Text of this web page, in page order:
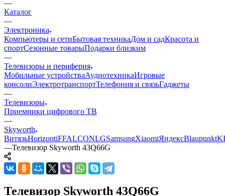
—
Каталог
—
Электроника
Компьютеры и сетиБытовая техникаДом и садКрасота и
спортСезонные товарыПодарки близким
—
Телевизоры и периферия
Мобильные устройстваАудиотехникаИгровые
консолиЭлектротранспортТелефония и связьГаджеты
—
Телевизоры
Приемники цифрового ТВ
—
Skyworth
ВитязьHorizontiFFALCONLGSamsungXiaomiЯндексBlaupunkt
—Телевизор Skyworth 43Q66G
Телевизор Skyworth 43Q66G